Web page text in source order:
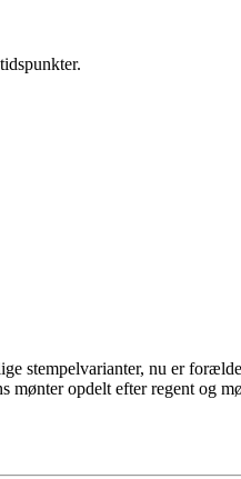
stempelvarianter, nu er
mønter opdelt efter regent og